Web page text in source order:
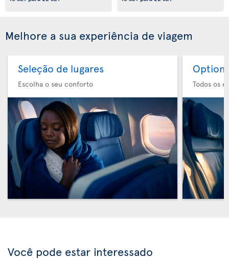
Melhore a sua experiência de viagem
Seleção de lugares
Escolha o seu conforto
Option
Todos os
Você pode estar interessado